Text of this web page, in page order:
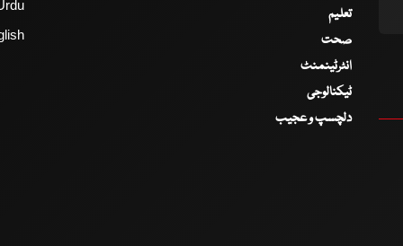
تعلیم
صحت
انٹرٹینمنٹ
ٹیکنالوجی
دلچسپ و عجیب